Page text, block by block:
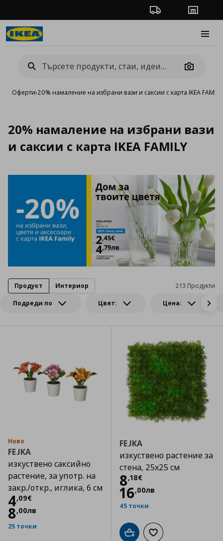
Проследяване на
Camera
Оферти›20% намаление на избрани вази и саксии с карта IKEA FAMILY
20% намаление на избрани вази
и саксии с карта IKEA FAMILY
Подреди по Цвят: Цена:
213 Продукти
Продукт Интериор
Ново
FEJKA
изкуствено саксийно
растение, за употр. на
закр./откр., иглика, 6 см
4,09€
Цена
8,00лв
25 точки
FEJKA
изкуствено растение за
стена, 25x25 см
8,18€
Цена
16,00лв
45 точки
Добави в кошницата
Добави към